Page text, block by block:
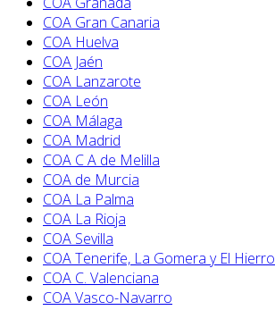
COA Gran Canaria
COA Huelva
COA Jaén
COA Lanzarote
COA León
COA Málaga
COA Madrid
COA C A de Melilla
COA de Murcia
COA La Palma
COA La Rioja
COA Sevilla
COA Tenerife, La Gomera y El Hierro
COA C. Valenciana
COA Vasco-Navarro